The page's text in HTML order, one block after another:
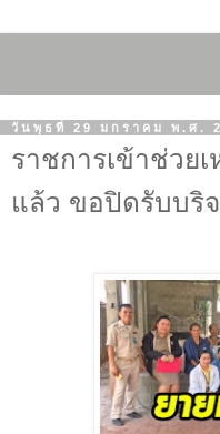
วันพุธที่ 29 มกราคม พ.ศ.
ราชการเข้าช่วย
แล้ว ขอปิดรับบริ